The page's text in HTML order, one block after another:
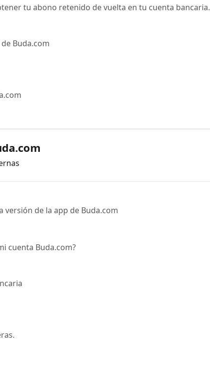
tu abono retenido de vuelta en tu cuenta bancaria.
Buda.com
de la app de Buda.com
cuenta Buda.com?